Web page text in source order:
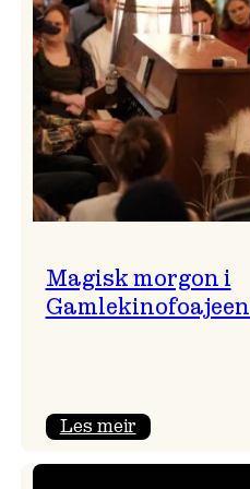
Magisk morgon i
Gamlekinofoajeen
Les meir: